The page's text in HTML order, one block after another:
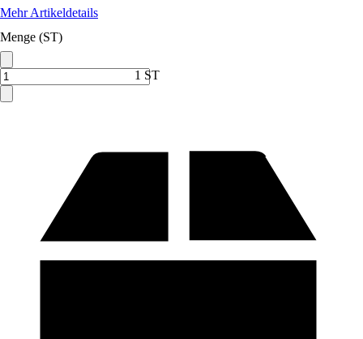
Mehr Artikeldetails
Menge (ST)
1 ST